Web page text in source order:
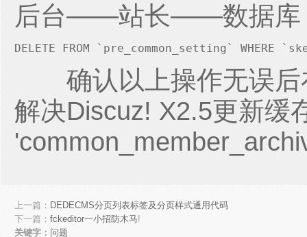
后台——站长——数据库
DELETE FROM `pre_common_setting`
确认以上操作无误后
解决Discuz! X2.5更新缓
上一篇： DEDECMS分页列表标签及分页样式通用代码
下一篇： fckeditor一小招防木马!
关键字： 问题